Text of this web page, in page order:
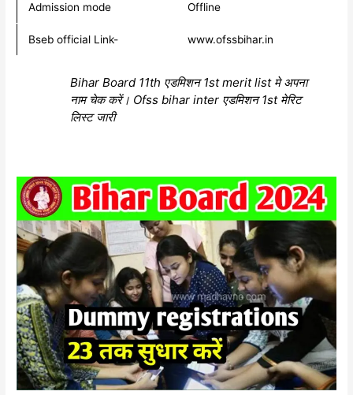
Admission mode Offline
Bseb official Link- www.ofssbihar.in
Bihar Board 11th एडमिशन 1st merit list मे अपना
नाम चेक करें। Ofss bihar inter एडमिशन 1st मेरिट
लिस्ट जारी